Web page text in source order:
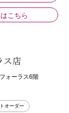
こちら
ス店
ォーラス6階
オーダー